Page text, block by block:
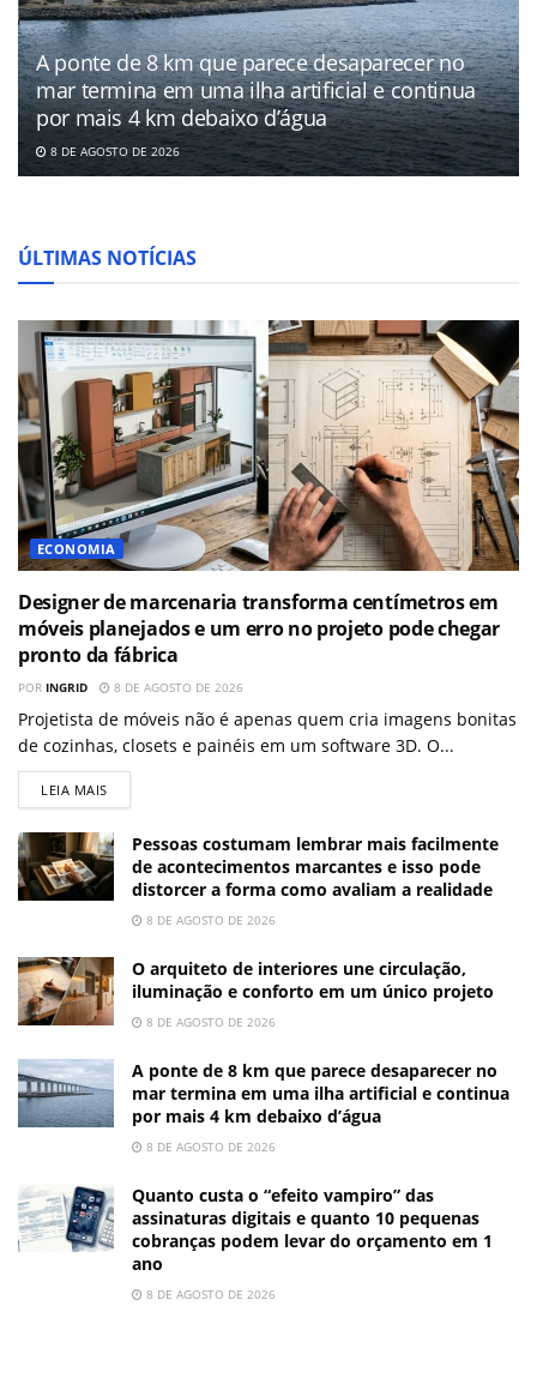
A ponte de 8 km que parece desaparecer no
mar termina em uma ilha artificial e continua
por mais 4 km debaixo d’água
8 DE AGOSTO DE 2026
ÚLTIMAS NOTÍCIAS
ECONOMIA
Designer de marcenaria transforma centímetros em
móveis planejados e um erro no projeto pode chegar
pronto da fábrica
POR INGRID 8 DE AGOSTO DE 2026
Projetista de móveis não é apenas quem cria imagens bonitas
de cozinhas, closets e painéis em um software 3D. O...
LEIA MAIS
Pessoas costumam lembrar mais facilmente
de acontecimentos marcantes e isso pode
distorcer a forma como avaliam a realidade
8 DE AGOSTO DE 2026
O arquiteto de interiores une circulação,
iluminação e conforto em um único projeto
8 DE AGOSTO DE 2026
A ponte de 8 km que parece desaparecer no
mar termina em uma ilha artificial e continua
por mais 4 km debaixo d’água
8 DE AGOSTO DE 2026
Quanto custa o “efeito vampiro” das
assinaturas digitais e quanto 10 pequenas
cobranças podem levar do orçamento em 1
ano
8 DE AGOSTO DE 2026